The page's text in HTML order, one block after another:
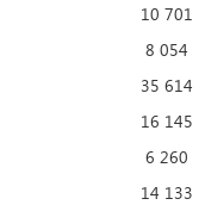
10 701
8 054
35 614
16 145
6 260
14 133